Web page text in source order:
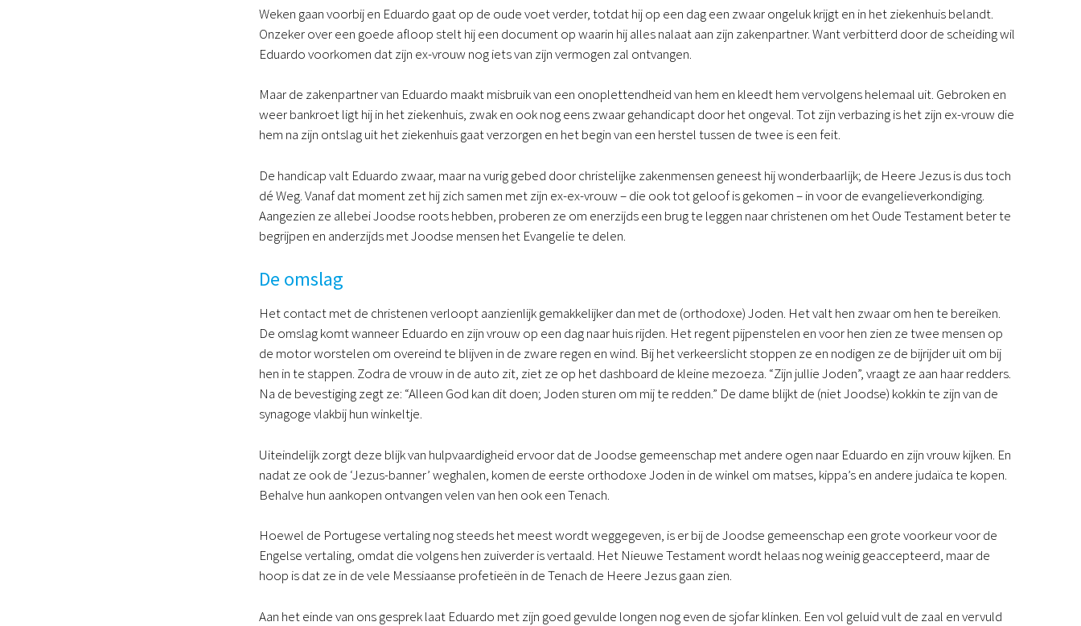
Weken gaan voorbij en Eduardo gaat op de oude voet verder, totdat hij op een dag een zwaar ongeluk krijgt en in het ziekenhuis belandt.
Onzeker over een goede afloop stelt hij een document op waarin hij alles nalaat aan zijn zakenpartner. Want verbitterd door de scheiding wil
Eduardo voorkomen dat zijn ex-vrouw nog iets van zijn vermogen zal ontvangen.
Maar de zakenpartner van Eduardo maakt misbruik van een onoplettendheid van hem en kleedt hem vervolgens helemaal uit. Gebroken en
weer bankroet ligt hij in het ziekenhuis, zwak en ook nog eens zwaar gehandicapt door het ongeval. Tot zijn verbazing is het zijn ex-vrouw die
hem na zijn ontslag uit het ziekenhuis gaat verzorgen en het begin van een herstel tussen de twee is een feit.
De handicap valt Eduardo zwaar, maar na vurig gebed door christelijke zakenmensen geneest hij wonderbaarlijk; de Heere Jezus is dus toch
dé Weg. Vanaf dat moment zet hij zich samen met zijn ex-ex-vrouw – die ook tot geloof is gekomen – in voor de evangelieverkondiging.
Aangezien ze allebei Joodse roots hebben, proberen ze om enerzijds een brug te leggen naar christenen om het Oude Testament beter te
begrijpen en anderzijds met Joodse mensen het Evangelie te delen.
De omslag
Het contact met de christenen verloopt aanzienlijk gemakkelijker dan met de (orthodoxe) Joden. Het valt hen zwaar om hen te bereiken.
De omslag komt wanneer Eduardo en zijn vrouw op een dag naar huis rijden. Het regent pijpenstelen en voor hen zien ze twee mensen op
de motor worstelen om overeind te blijven in de zware regen en wind. Bij het verkeerslicht stoppen ze en nodigen ze de bijrijder uit om bij
hen in te stappen. Zodra de vrouw in de auto zit, ziet ze op het dashboard de kleine mezoeza. “Zijn jullie Joden”, vraagt ze aan haar redders.
Na de bevestiging zegt ze: “Alleen God kan dit doen; Joden sturen om mij te redden.” De dame blijkt de (niet Joodse) kokkin te zijn van de
synagoge vlakbij hun winkeltje.
Uiteindelijk zorgt deze blijk van hulpvaardigheid ervoor dat de Joodse gemeenschap met andere ogen naar Eduardo en zijn vrouw kijken. En
nadat ze ook de ‘Jezus-banner’ weghalen, komen de eerste orthodoxe Joden in de winkel om matses, kippa’s en andere judaïca te kopen.
Behalve hun aankopen ontvangen velen van hen ook een Tenach.
Hoewel de Portugese vertaling nog steeds het meest wordt weggegeven, is er bij de Joodse gemeenschap een grote voorkeur voor de
Engelse vertaling, omdat die volgens hen zuiverder is vertaald. Het Nieuwe Testament wordt helaas nog weinig geaccepteerd, maar de
hoop is dat ze in de vele Messiaanse profetieën in de Tenach de Heere Jezus gaan zien.
Aan het einde van ons gesprek laat Eduardo met zijn goed gevulde longen nog even de sjofar klinken. Een vol geluid vult de zaal en vervuld